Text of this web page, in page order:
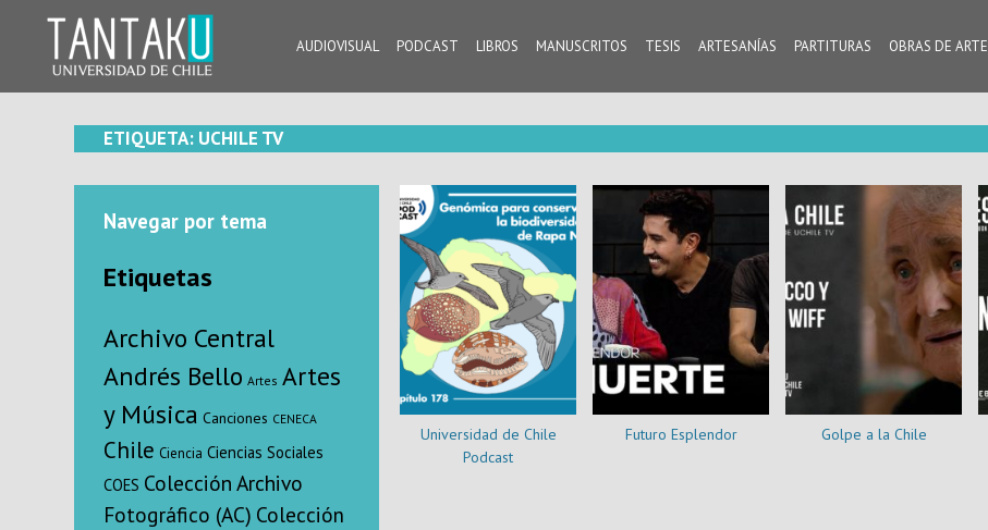
content
AUDIOVISUAL PODCAST LIBROS MANUSCRITOS TESIS ARTESANÍAS PARTITURAS OBRAS DE ARTE
ETIQUETA: UCHILE TV
Navegar por tema
Etiquetas
Archivo Central
Andrés Bello Artes Artes
y Música Canciones CENECA
Chile Ciencia Ciencias Sociales
COES Colección Archivo
Fotográfico (AC) Colección
Universidad de Chile
Podcast
Futuro Esplendor Golpe a la Chile